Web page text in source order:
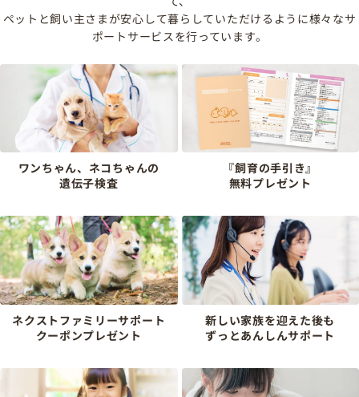
ペットと飼い主さまが安心して暮らしていただけるように様々なサ
ポートサービスを行っています。
ワンちゃん、ネコちゃんの
遺伝子検査
『飼育の手引き』
無料プレゼント
ネクストファミリーサポート
クーポンプレゼント
新しい家族を迎えた後も
ずっとあんしんサポート